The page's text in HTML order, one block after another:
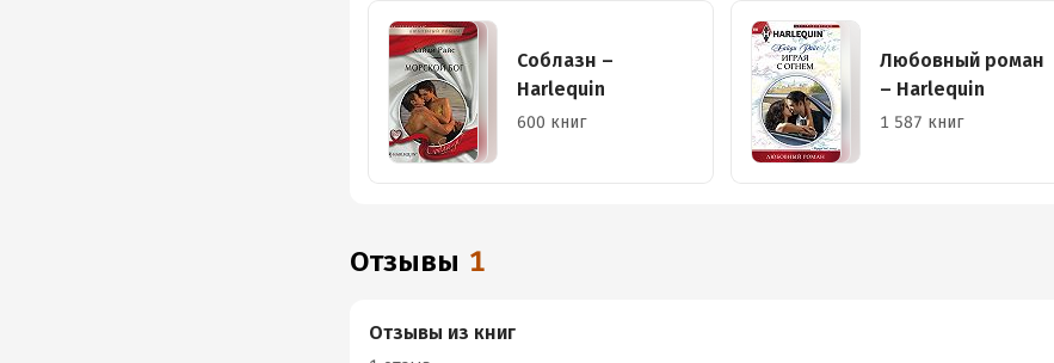
Соблазн –
Harlequin
600 книг
Любовный роман
– Harlequin
1 587 книг
Отзывы 1
Отзывы из книг